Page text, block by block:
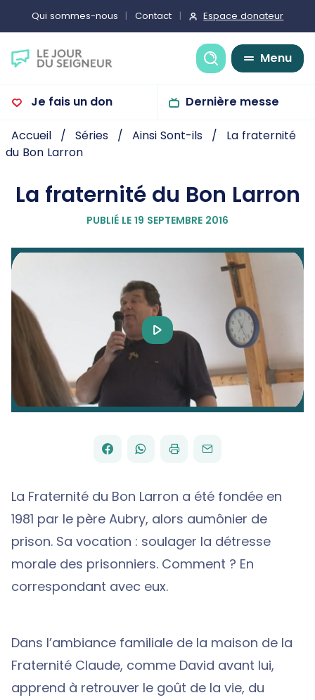
Qui sommes-nous Contact Espace donateur
Recherche
Menu
Je fais un don Dernière messe
Accueil Séries Ainsi Sont-ils
La fraternité
du Bon Larron
La fraternité du Bon Larron
PUBLIÉ LE 19 SEPTEMBRE 2016
Video
PARTAGER
FACEBOOK
PARTAGER
WHATSAPP
IMPRIMERENVOYER
PAR
EMAIL
La Fraternité du Bon Larron a été fondée en
1981 par le père Aubry, alors aumônier de
prison. Sa vocation : soulager la détresse
morale des prisonniers. Comment ? En
correspondant avec eux.
Dans l’ambiance familiale de la maison de la
Fraternité Claude, comme David avant lui,
apprend à retrouver le goût de la vie, du